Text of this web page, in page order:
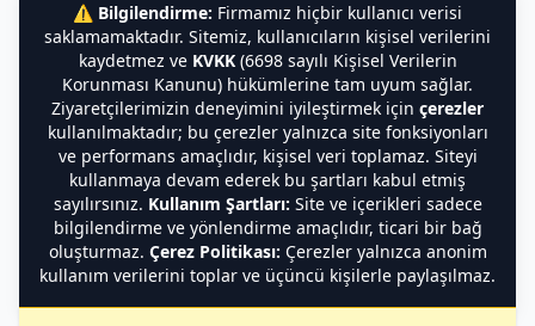
⚠️ Bilgilendirme: Firmamız hiçbir kullanıcı verisi
saklamamaktadır. Sitemiz, kullanıcıların kişisel verilerini
kaydetmez ve KVKK(6698 sayılı Kişisel Verilerin
Korunması Kanunu) hükümlerine tam uyum sağlar.
Ziyaretçilerimizin deneyimini iyileştirmek için çerezler
kullanılmaktadır; bu çerezler yalnızca site fonksiyonları
ve performans amaçlıdır, kişisel veri toplamaz. Siteyi
kullanmaya devam ederek bu şartları kabul etmiş
sayılırsınız. Kullanım Şartları: Site ve içerikleri sadece
bilgilendirme ve yönlendirme amaçlıdır, ticari bir bağ
oluşturmaz. Çerez Politikası: Çerezler yalnızca anonim
kullanım verilerini toplar ve üçüncü kişilerle paylaşılmaz.